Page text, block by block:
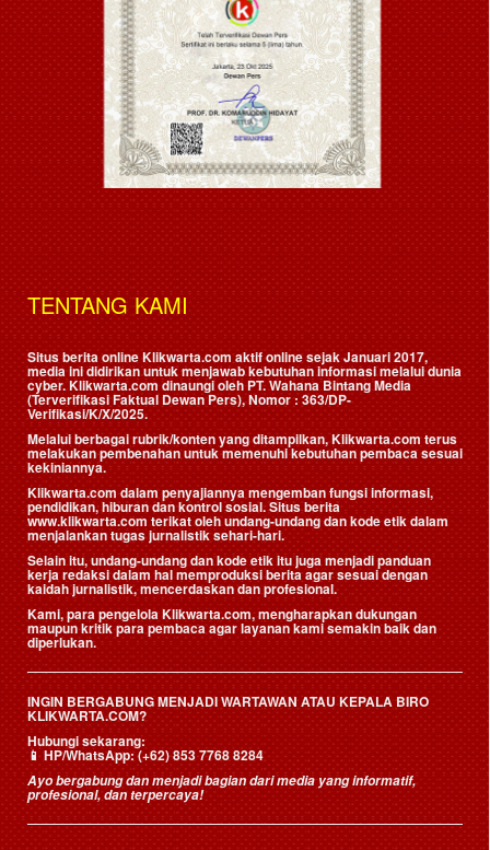
TENTANG KAMI
Situs berita online Klikwarta.com aktif online sejak Januari 2017,
media ini didirikan untuk menjawab kebutuhan informasi melalui dunia
cyber. Klikwarta.com dinaungi oleh PT. Wahana Bintang Media
(Terverifikasi Faktual Dewan Pers), Nomor : 363/DP-
Verifikasi/K/X/2025.
Melalui berbagai rubrik/konten yang ditampilkan, Klikwarta.com terus
melakukan pembenahan untuk memenuhi kebutuhan pembaca sesuai
kekiniannya.
Klikwarta.com dalam penyajiannya mengemban fungsi informasi,
pendidikan, hiburan dan kontrol sosial. Situs berita
www.klikwarta.com terikat oleh undang-undang dan kode etik dalam
menjalankan tugas jurnalistik sehari-hari.
Selain itu, undang-undang dan kode etik itu juga menjadi panduan
kerja redaksi dalam hal memproduksi berita agar sesuai dengan
kaidah jurnalistik, mencerdaskan dan profesional.
Kami, para pengelola Klikwarta.com, mengharapkan dukungan
maupun kritik para pembaca agar layanan kami semakin baik dan
diperlukan.
INGIN BERGABUNG MENJADI WARTAWAN ATAU KEPALA BIRO
KLIKWARTA.COM?
Hubungi sekarang:
📱HP/WhatsApp:(+62) 853 7768 8284
Ayo bergabung dan menjadi bagian dari media yang informatif,
profesional, dan terpercaya!